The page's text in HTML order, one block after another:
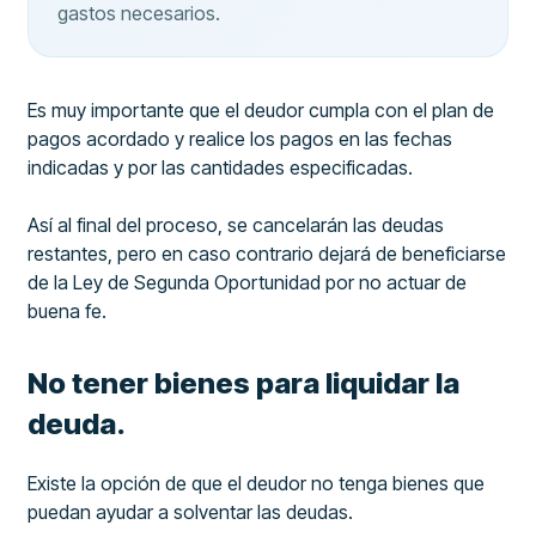
gastos necesarios.
Es muy importante que el deudor cumpla con el plan de
pagos acordado y realice los pagos en las fechas
indicadas y por las cantidades especificadas.
Así al final del proceso, se cancelarán las deudas
restantes, pero en caso contrario dejará de beneficiarse
de la Ley de Segunda Oportunidad por no actuar de
buena fe.
No tener bienes para liquidar la
deuda.
Existe la opción de que el deudor no tenga bienes que
puedan ayudar a solventar las deudas.